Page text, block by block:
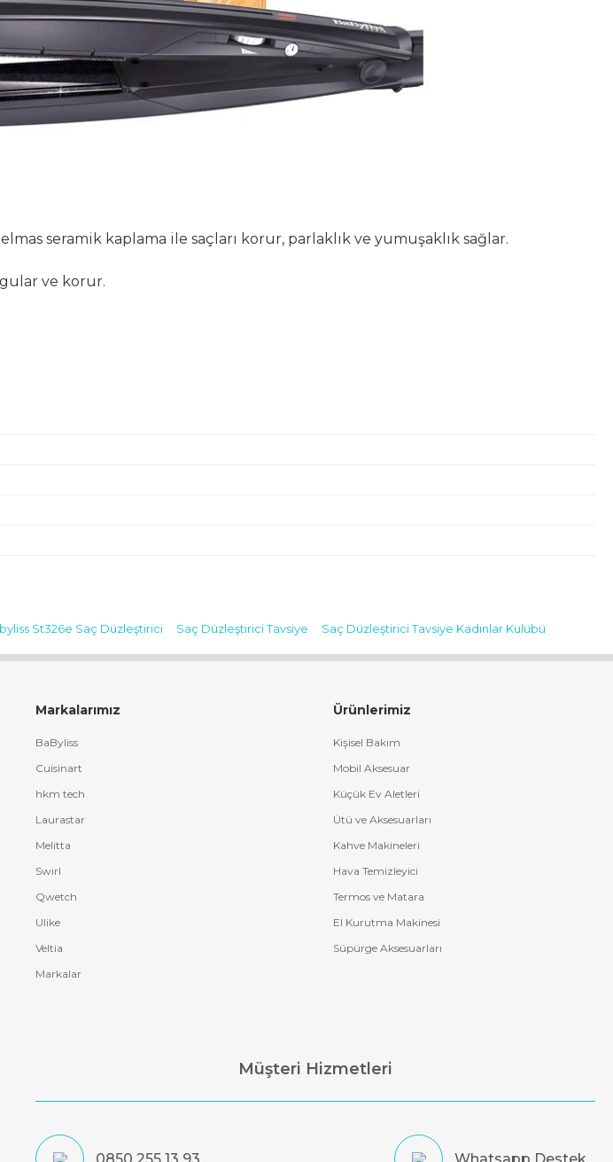
seramik kaplama ile saçları korur, parlaklık ve yumuşaklık sağlar.
ve korur.
siz yapın!
St326e Saç Düzleştirici Saç Düzleştirici Tavsiye
Saç Düzleştirici Tavsiye Kadınlar Kulübü
Markalarımız
BaByliss
Cuisinart
hkm tech
Laurastar
Melitta
Swirl
Qwetch
Ulike
Veltia
Markalar
Ürünlerimiz
Kişisel Bakım
Mobil Aksesuar
Küçük Ev Aletleri
Ütü ve Aksesuarları
Kahve Makineleri
Hava Temizleyici
Termos ve Matara
El Kurutma Makinesi
Süpürge Aksesuarları
Müşteri Hizmetleri
0850 255 13 93 Whatsapp Destek